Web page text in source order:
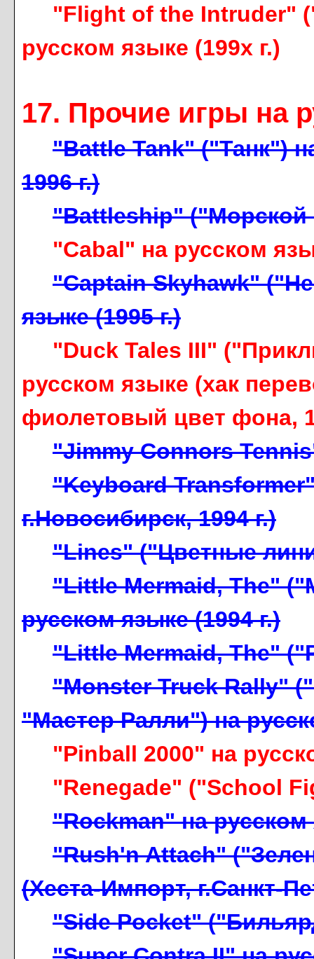
"Flight of the Intruder"
русском языке (199x г.)
17. Прочие игры на
"Battle Tank" ("Танк")
1996 г.)
"Battleship" ("Морской
"Cabal" на русском
"Captain Skyhawk"
языке (1995 г.)
"Duck Tales III"
русском языке (хак
фиолетовый цвет фона,
"Jimmy Connors
"Keyboard
г.Новосибирск, 1994 г.)
"Lines" ("Цветные
"Little Mermaid, The"
русском языке (1994 г.)
"Little Mermaid, The"
"Monster Truck Rally"
"Мастер Ралли") на
"Pinball 2000" на
"Renegade" ("School
"Rockman" на русском
"Rush'n Attach"
(Хеста-Импорт, г.Санкт-
"Side Pocket"